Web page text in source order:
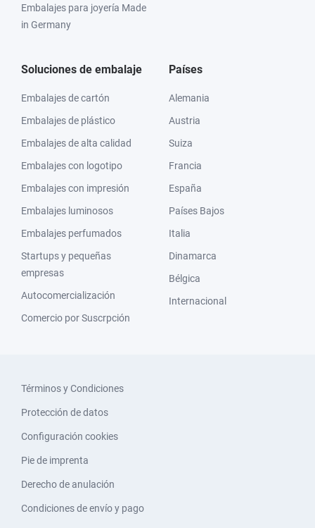
Embalajes para joyería Made
in Germany
Soluciones de embalaje
Embalajes de cartón
Embalajes de plástico
Embalajes de alta calidad
Embalajes con logotipo
Embalajes con impresión
Embalajes luminosos
Embalajes perfumados
Startups y pequeñas
empresas
Autocomercialización
Comercio por Suscrpción
Países
Alemania
Austria
Suiza
Francia
España
Países Bajos
Italia
Dinamarca
Bélgica
Internacional
Términos y Condiciones
Protección de datos
Configuración cookies
Pie de imprenta
Derecho de anulación
Condiciones de envío y pago